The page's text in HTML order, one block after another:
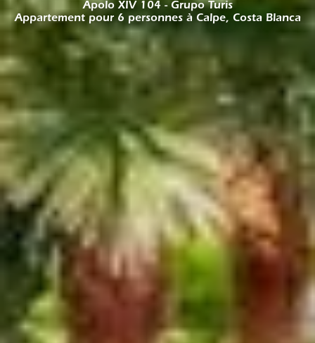
Apolo XIV 104 - Grupo Turis
Appartement pour 6 personnes à Calpe, Costa Blanca